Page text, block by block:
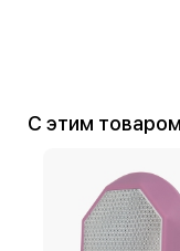
С этим